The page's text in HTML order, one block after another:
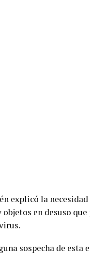
explicó la
en desuso
sospecha de